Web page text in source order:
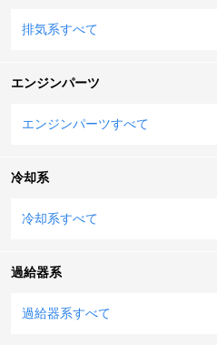
排気系すべて
エンジンパーツ
エンジンパーツすべて
冷却系
冷却系すべて
過給器系
過給器系すべて